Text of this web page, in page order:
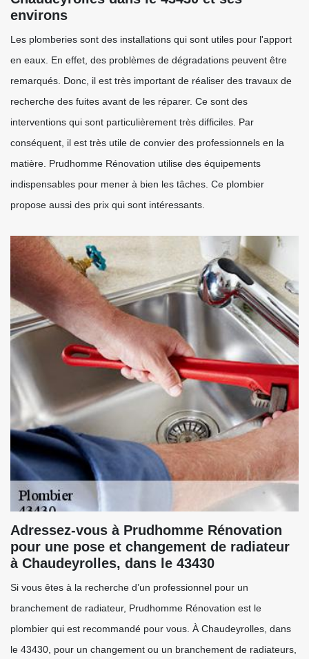
environs
Les plomberies sont des installations qui sont utiles pour l'apport
en eaux. En effet, des problèmes de dégradations peuvent être
remarqués. Donc, il est très important de réaliser des travaux de
recherche des fuites avant de les réparer. Ce sont des
interventions qui sont particulièrement très difficiles. Par
conséquent, il est très utile de convier des professionnels en la
matière. Prudhomme Rénovation utilise des équipements
indispensables pour mener à bien les tâches. Ce plombier
propose aussi des prix qui sont intéressants.
Adressez-vous à Prudhomme Rénovation
pour une pose et changement de radiateur
à Chaudeyrolles, dans le 43430
Si vous êtes à la recherche d’un professionnel pour un
branchement de radiateur, Prudhomme Rénovation est le
plombier qui est recommandé pour vous. À Chaudeyrolles, dans
le 43430, pour un changement ou un branchement de radiateurs,